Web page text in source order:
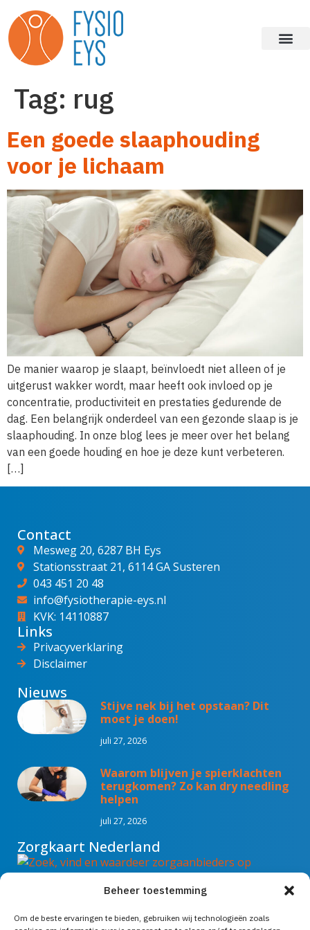
Beheer toestemming
Om de beste ervaringen te bieden, gebruiken wij technologieën zoals
Tag: rug
Een goede slaaphouding
voor je lichaam
De manier waarop je slaapt, beïnvloedt niet alleen of je
uitgerust wakker wordt, maar heeft ook invloed op je
concentratie, productiviteit en prestaties gedurende de
dag. Een belangrijk onderdeel van een gezonde slaap is je
slaaphouding. In onze blog lees je meer over het belang
van een goede houding en hoe je deze kunt verbeteren.
[…]
Contact
Mesweg 20, 6287 BH Eys
Stationsstraat 21, 6114 GA Susteren
043 451 20 48
info@fysiotherapie-eys.nl
KVK: 14110887
Links
Privacyverklaring
Disclaimer
Nieuws
Stijve nek bij het opstaan? Dit
moet je doen!
juli 27, 2026
Waarom blijven je spierklachten
terugkomen? Zo kan dry needling
helpen
juli 27, 2026
Zorgkaart Nederland
Fysiotherapie Eys is gewaardeerd op